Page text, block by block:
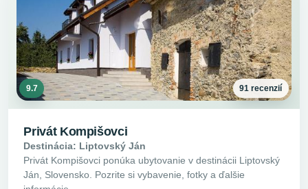
9.7 91 recenzií
Privát Kompišovci
Destinácia: Liptovský Ján
Privát Kompišovci ponúka ubytovanie v destinácii Liptovský
Ján, Slovensko. Pozrite si vybavenie, fotky a ďalšie